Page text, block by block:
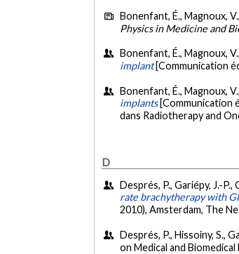
Bonenfant, É., Magnoux,
Physics in Medicine and
Bonenfant, É., Magnoux,
implant [Communication
Bonenfant, É., Magnoux,
implants [Communication
dans Radiotherapy and
D
Després, P., Gariépy, J.-P.,
rate brachytherapy with
2010), Amsterdam, The
Després, P., Hissoiny, S.,
on Medical and